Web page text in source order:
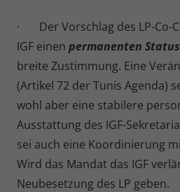
· Der Vorschlag des LP-Co-
IGF einen permanenten Status
breite Zustimmung. Eine
(Artikel 72 der Tunis Agenda)
wohl aber eine stabilere
Ausstattung des IGF-
sei auch eine Koordinierung
Wird das Mandat das IGF
Neubesetzung des LP geben.